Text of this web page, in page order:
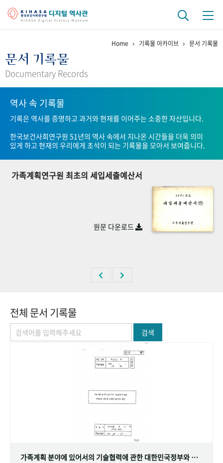
걸어온 길 기관 변천사
연구 역사
정책과 연구 키워드로 보는 연구 역사
연구자들
기록물 아카이브
사진 아카이브 문서 기록물 행정박물
숫자로 보는 50년 50+1주년 광장
Home 기록물 아카이브 문서 기록물
문서 기록물
Documentary Records
역사 속 기록물
기록은 역사를 증명하고 과거와 현재를 이어주는 소중한 자산입니다.
한국보건사회연구원 51년의 역사 속에서 지나온 시간들을 더욱 의미
있게 하고 현재의 우리에게 초석이 되는 기록물을 모아서 보여줍니다.
가족계획연구원 최초의 세입세출예산서
원문 다운로드
전체 문서 기록물
검색
가족계획 분야에 있어서의 기술협력에 관한 대한민국정부와 스웨덴 정부간의 협정